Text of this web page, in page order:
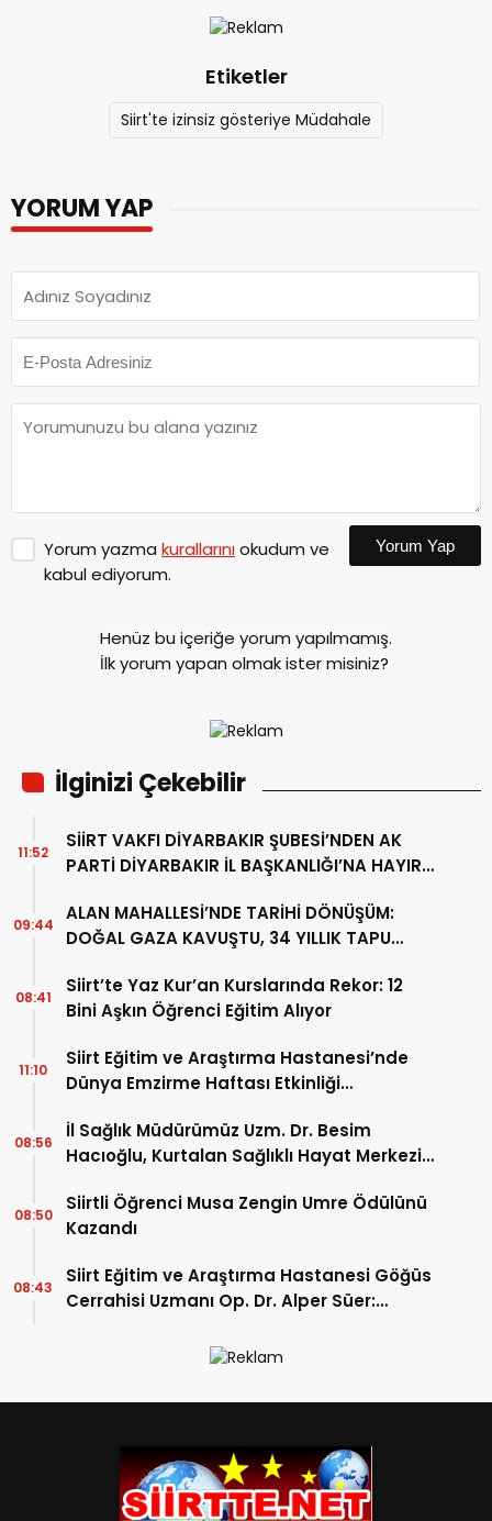
Etiketler
Siirt'te izinsiz gösteriye Müdahale
YORUM YAP
Yorum yazma kurallarınıokudum ve
kabul ediyorum.
Yorum Yap
Henüz bu içeriğe yorum yapılmamış.
İlk yorum yapan olmak ister misiniz?
İlginizi Çekebilir
SİİRT VAKFI DİYARBAKIR ŞUBESİ’NDEN AK
PARTİ DİYARBAKIR İL BAŞKANLIĞI’NA HAYIRLI
11:52
ALAN MAHALLESİ’NDE TARİHİ DÖNÜŞÜM:
DOĞAL GAZA KAVUŞTU, 34 YILLIK TAPU
09:44
Siirt’te Yaz Kur’an Kurslarında Rekor: 12
Bini Aşkın Öğrenci Eğitim Alıyor
08:41
Siirt Eğitim ve Araştırma Hastanesi’nde
Dünya Emzirme Haftası Etkinliği
11:10
İl Sağlık Müdürümüz Uzm. Dr. Besim
Hacıoğlu, Kurtalan Sağlıklı Hayat Merkezini
08:56
Siirtli Öğrenci Musa Zengin Umre Ödülünü
Kazandı
08:50
Siirt Eğitim ve Araştırma Hastanesi Göğüs
Cerrahisi Uzmanı Op. Dr. Alper Süer:
Anlamına Gelmez”
08:43